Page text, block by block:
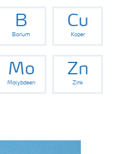
B
Borium
Cu
Koper
Mo
Molybdeen
Zn
Zink